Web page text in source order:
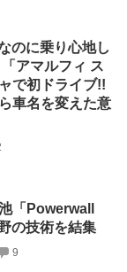
のに乗り心地し
アマルフィ ス
で初ドライブ!!
車名を変えた意
「Powerwall
の技術を結集
9